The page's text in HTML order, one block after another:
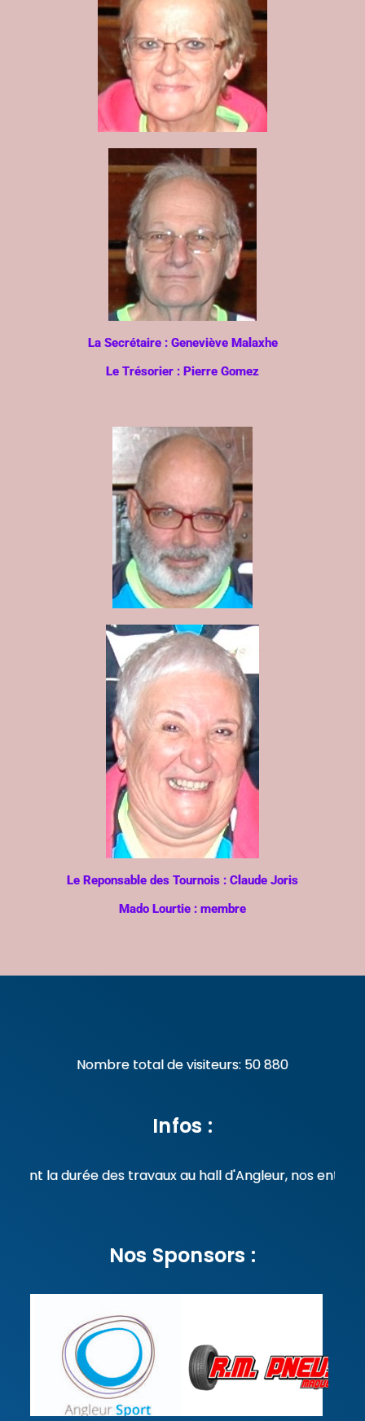
La Secrétaire : Geneviève Malaxhe
Le Trésorier : Pierre Gomez
Le Reponsable des Tournois : Claude Joris
Mado Lourtie : membre
Nombre total de visiteurs: 50 880
Infos :
la durée des travaux au hall d'Angleur, nos
Nos Sponsors :